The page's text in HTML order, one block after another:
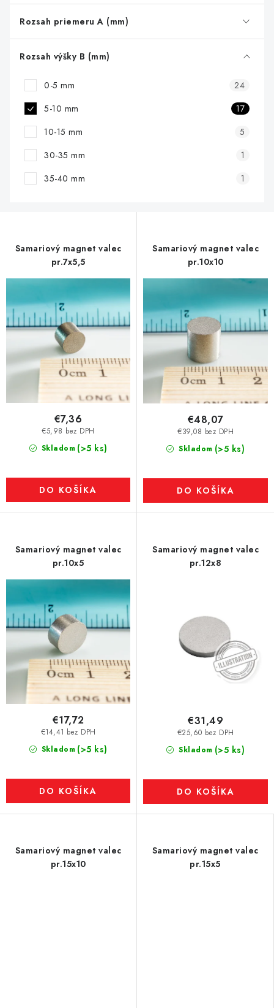
o
u
Rozsah priemeru A (mm)
Rozsah výšky B (mm)
0-5 mm
24
5-10 mm
17
10-15 mm
5
30-35 mm
1
35-40 mm
1
Samariový magnet valec
pr.7x5,5
Skladom (>5 ks)
€5,98 bez DPH
€7,36
DO KOŠÍKA
Samariový magnet valec
pr.10x10
Skladom (>5 ks)
€39,08 bez DPH
€48,07
DO KOŠÍKA
Samariový magnet valec
pr.10x5
Skladom (>5 ks)
€14,41 bez DPH
€17,72
DO KOŠÍKA
Samariový magnet valec
pr.12x8
Skladom (>5 ks)
€25,60 bez DPH
€31,49
DO KOŠÍKA
Samariový magnet valec
pr.15x10
Samariový magnet valec
pr.15x5